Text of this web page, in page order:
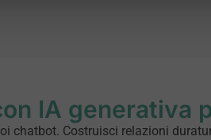
IA generativa
chatbot. Costruisci relazioni